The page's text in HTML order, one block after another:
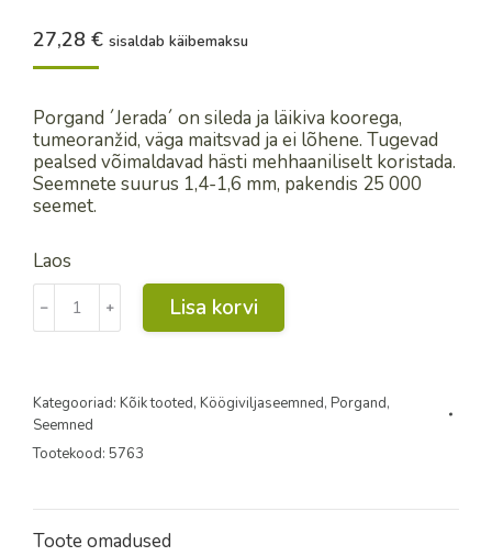
27,28 € sisaldab käibemaksu
Porgand ´Jerada´ on sileda ja läikiva koorega,
tumeoranžid, väga maitsvad ja ei lõhene. Tugevad
pealsed võimaldavad hästi mehhaaniliselt koristada.
Seemnete suurus 1,4-1,6 mm, pakendis 25 000
seemet.
Laos
Puhtimata
porgand
´Jerada
000
s
kogus
﹣ ﹢ Lisa korvi
Kategooriad: Kõik tooted, Köögiviljaseemned, Porgand,
Seemned
Tootekood: 5763
Toote omadused